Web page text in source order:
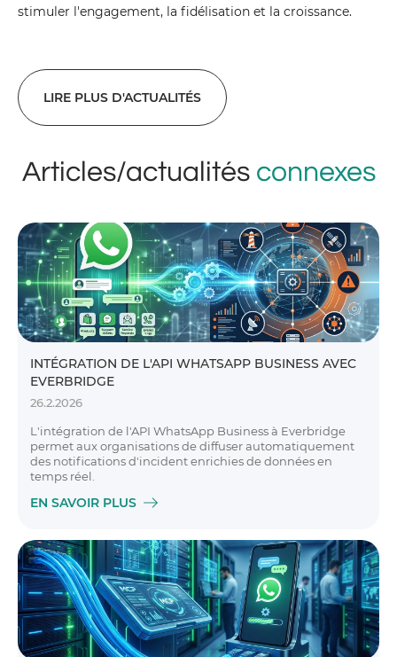
stimuler l'engagement, la fidélisation et la croissance.
LIRE PLUS D'ACTUALITÉS
Articles/actualités connexes
INTÉGRATION DE L'API WHATSAPP BUSINESS AVEC
EVERBRIDGE
26.2.2026
L'intégration de l'API WhatsApp Business à Everbridge
permet aux organisations de diffuser automatiquement
des notifications d'incident enrichies de données en
temps réel.
EN SAVOIR PLUS